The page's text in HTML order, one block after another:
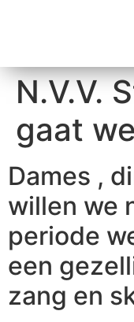
N.V.V.
gaat
Dames ,
willen we
periode
een
zang en